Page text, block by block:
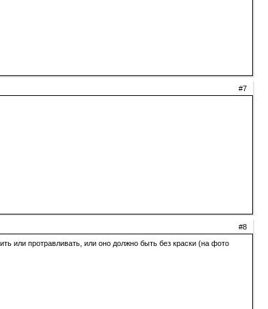
#7
#8
или протравливать, или оно должно быть без краски (на фото